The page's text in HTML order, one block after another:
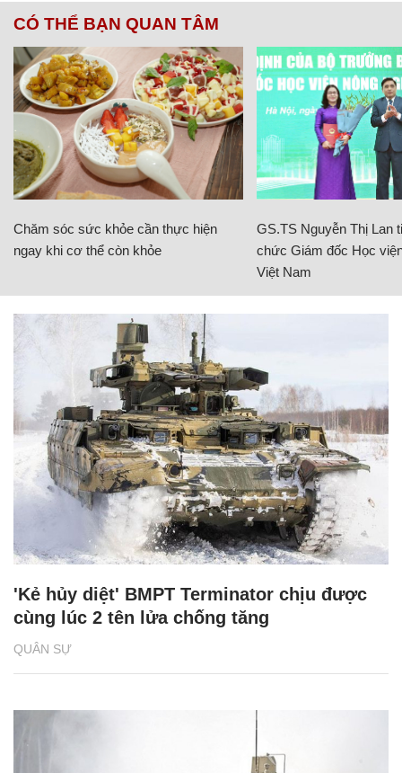
CÓ THỂ BẠN QUAN TÂM
Chăm sóc sức khỏe cần thực hiện
ngay khi cơ thể còn khỏe
GS.TS Nguyễn Thị Lan
chức Giám đốc Học
Việt Nam
QUÂN SỰ
'Kẻ hủy diệt' BMPT Terminator chịu được
cùng lúc 2 tên lửa chống tăng